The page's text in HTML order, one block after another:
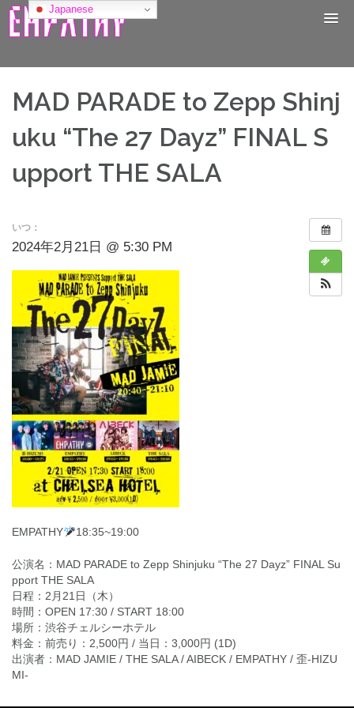
コ
テ
ツ
MAD PARADE to Zepp Shinj
uku “The 27 Dayz” FINAL S
upport THE SALA
いつ：
2024年2月21日 @ 5:30 PM
EMPATHY 18:35~19:00
公演名：MAD PARADE to Zepp Shinjuku “The 27 Dayz” FINAL Su
pport THE SALA
日程：2月21日（木）
時間：OPEN 17:30 / START 18:00
場所：渋谷チェルシーホテル
料金：前売り：2,500円 / 当日：3,000円 (1D)
出演者：MAD JAMIE / THE SALA / AIBECK / EMPATHY / 歪-HIZU
MI-
投
Japanese